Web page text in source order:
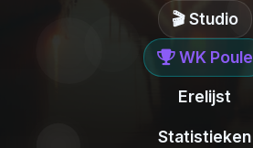
🎬 Studio
WK Poule
Erelijst
Statistieken